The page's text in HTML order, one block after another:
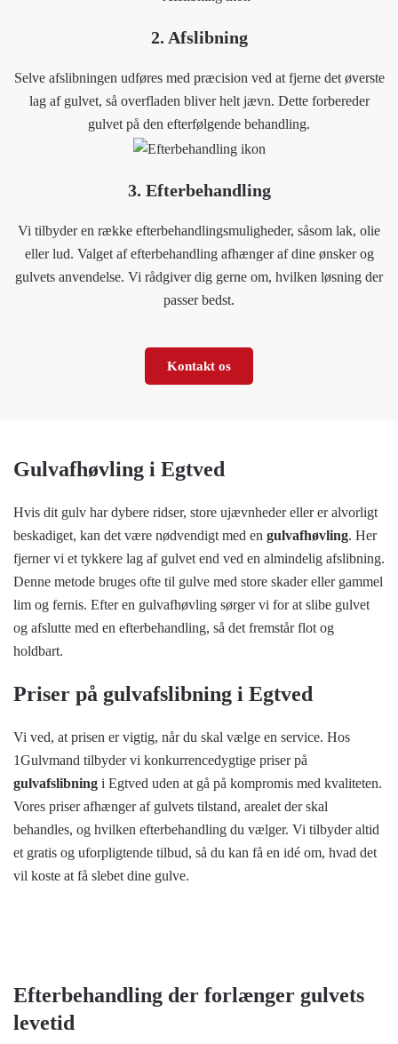
2. Afslibning
Selve afslibningen udføres med præcision ved at fjerne det øverste
lag af gulvet, så overfladen bliver helt jævn. Dette forbereder
gulvet på den efterfølgende behandling.
3. Efterbehandling
Vi tilbyder en række efterbehandlingsmuligheder, såsom lak, olie
eller lud. Valget af efterbehandling afhænger af dine ønsker og
gulvets anvendelse. Vi rådgiver dig gerne om, hvilken løsning der
passer bedst.
Kontakt os
Gulvafhøvling i Egtved
Hvis dit gulv har dybere ridser, store ujævnheder eller er alvorligt
beskadiget, kan det være nødvendigt med en gulvafhøvling. Her
fjerner vi et tykkere lag af gulvet end ved en almindelig afslibning.
Denne metode bruges ofte til gulve med store skader eller gammel
lim og fernis. Efter en gulvafhøvling sørger vi for at slibe gulvet
og afslutte med en efterbehandling, så det fremstår flot og
holdbart.
Priser på gulvafslibning i Egtved
Vi ved, at prisen er vigtig, når du skal vælge en service. Hos
1Gulvmand tilbyder vi konkurrencedygtige priser på
gulvafslibning i Egtved uden at gå på kompromis med kvaliteten.
Vores priser afhænger af gulvets tilstand, arealet der skal
behandles, og hvilken efterbehandling du vælger. Vi tilbyder altid
et gratis og uforpligtende tilbud, så du kan få en idé om, hvad det
vil koste at få slebet dine gulve.
Efterbehandling der forlænger gulvets
levetid